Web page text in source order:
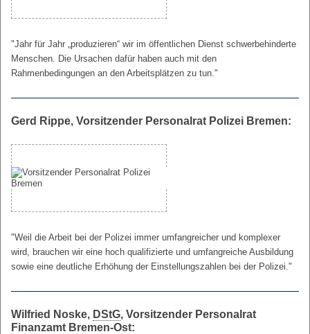
"Jahr für Jahr „produzieren“ wir im öffentlichen Dienst schwerbehinderte
Menschen. Die Ursachen dafür haben auch mit den
Rahmenbedingungen an den Arbeitsplätzen zu tun."
Gerd Rippe, Vorsitzender Personalrat Polizei Bremen:
"Weil die Arbeit bei der Polizei immer umfangreicher und komplexer
wird, brauchen wir eine hoch qualifizierte und umfangreiche Ausbildung
sowie eine deutliche Erhöhung der Einstellungszahlen bei der Polizei."
Wilfried Noske, DStG, Vorsitzender Personalrat
Finanzamt Bremen-Ost: